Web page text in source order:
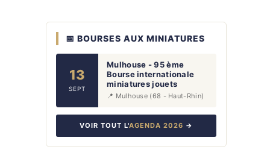
📅 BOURSES AUX MINIATURES
13
SEPT
Mulhouse - 95 ème
Bourse internationale
miniatures jouets
📍 Mulhouse (68 - Haut-Rhin)
VOIR TOUT L'AGENDA 2026 →